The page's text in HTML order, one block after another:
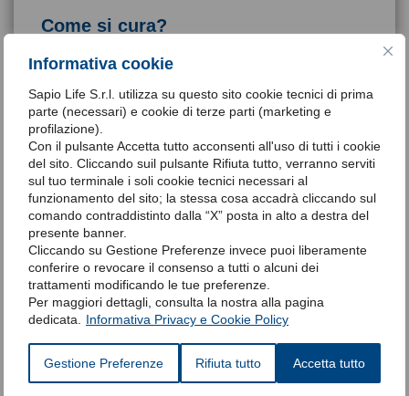
Informativa cookie
Sapio Life S.r.l. utilizza su questo sito cookie tecnici di prima
parte (necessari) e cookie di terze parti (marketing e
profilazione).
Con il pulsante Accetta tutto acconsenti all'uso di tutti i cookie
del sito. Cliccando suil pulsante Rifiuta tutto, verranno serviti
sul tuo terminale i soli cookie tecnici necessari al
funzionamento del sito; la stessa cosa accadrà cliccando sul
comando contraddistinto dalla “X” posta in alto a destra del
presente banner.
Cliccando su Gestione Preferenze invece puoi liberamente
conferire o revocare il consenso a tutti o alcuni dei
trattamenti modificando le tue preferenze.
Per maggiori dettagli, consulta la nostra alla pagina
dedicata.
Informativa Privacy e Cookie Policy
Gestione Preferenze Rifiuta tutto Accetta tutto
Come si cura?
Ti riconosci in uno o più disturbi del sonno? Scopri i 3
Scopri
Fai un piccolo grande passo. Il test
del sonno
Un test gratuito e con poche domande attraverso il
quale potrai essere consapevole di avere un disagio
momentaneo o una patologia da curare.
Clicca qui